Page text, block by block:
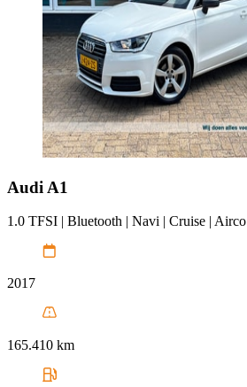
Audi A1
1.0 TFSI | Bluetooth | Navi | Cruise | Airco
2017
165.410 km